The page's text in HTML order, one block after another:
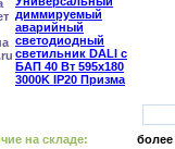
на складе: более